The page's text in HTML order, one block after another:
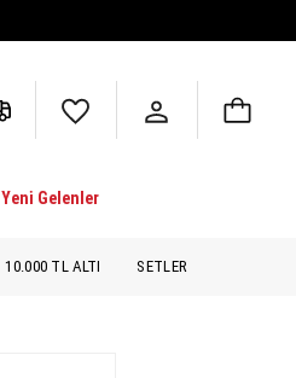
Yeni Gelenler
10.000 TL ALTI SETLER